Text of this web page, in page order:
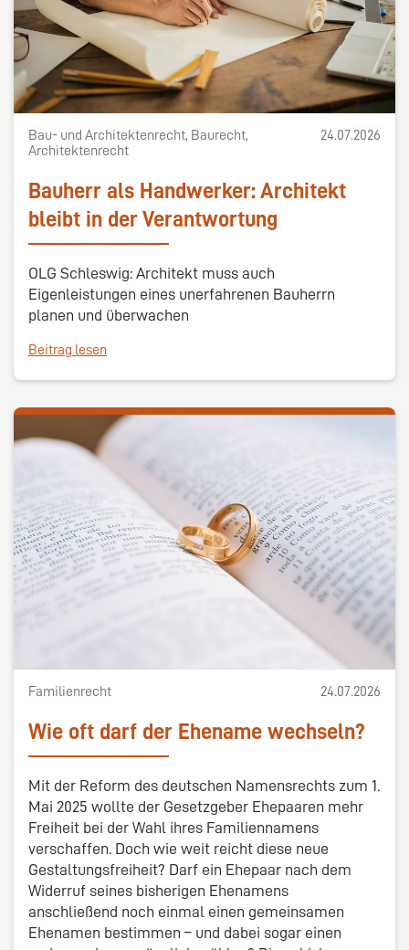
Bau- und Architektenrecht, Baurecht,
Architektenrecht
24.07.2026
Bauherr als Handwerker: Architekt
bleibt in der Verantwortung
OLG Schleswig: Architekt muss auch
Eigenleistungen eines unerfahrenen Bauherrn
planen und überwachen
Beitrag lesen
Familienrecht 24.07.2026
Wie oft darf der Ehename wechseln?
Mit der Reform des deutschen Namensrechts zum 1.
Mai 2025 wollte der Gesetzgeber Ehepaaren mehr
Freiheit bei der Wahl ihres Familiennamens
verschaffen. Doch wie weit reicht diese neue
Gestaltungsfreiheit? Darf ein Ehepaar nach dem
Widerruf seines bisherigen Ehenamens
anschließend noch einmal einen gemeinsamen
Ehenamen bestimmen – und dabei sogar einen